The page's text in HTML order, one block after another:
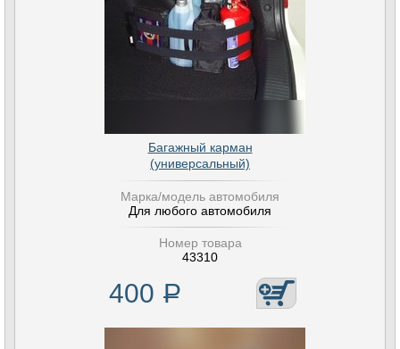
Багажный карман
(универсальный)
Марка/модель автомобиля
Для любого автомобиля
Номер товара
43310
400 Р